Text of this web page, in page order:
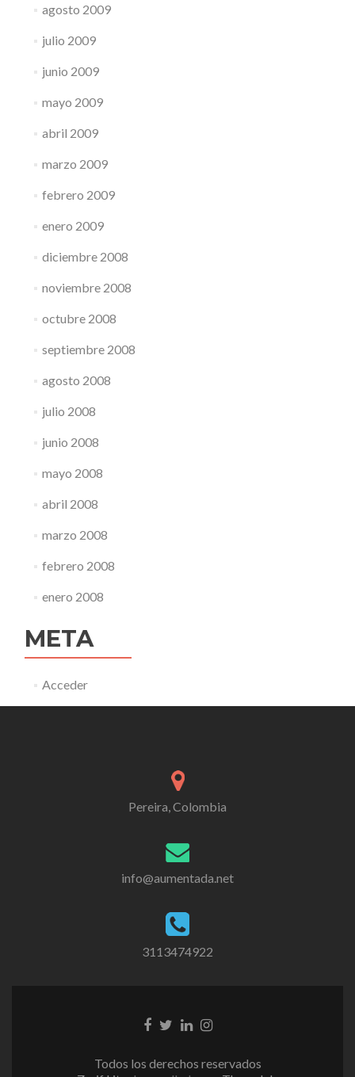
agosto 2009
julio 2009
junio 2009
mayo 2009
abril 2009
marzo 2009
febrero 2009
enero 2009
diciembre 2008
noviembre 2008
octubre 2008
septiembre 2008
agosto 2008
julio 2008
junio 2008
mayo 2008
abril 2008
marzo 2008
febrero 2008
enero 2008
META
Acceder
Pereira, Colombia
info@aumentada.net
3113474922
Enlace
EnlaceEnlaceEnlace
Todos los derechos reservados